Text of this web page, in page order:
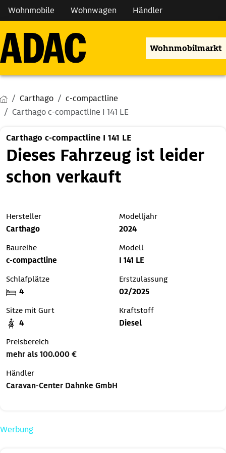
Wohnmobile Wohnwagen Händler
Wohnmobilmarkt
Carthago
c-compactline
Carthago c-compactline I 141 LE
Carthago c-compactline I 141 LE
Dieses Fahrzeug ist leider
schon verkauft
Hersteller
Carthago
Modelljahr
2024
Baureihe
c-compactline
Modell
I 141 LE
Schlafplätze
4
Erstzulassung
02/2025
Sitze mit Gurt
4
Kraftstoff
Diesel
Preisbereich
mehr als 100.000 €
Händler
Caravan-Center Dahnke GmbH
Werbung